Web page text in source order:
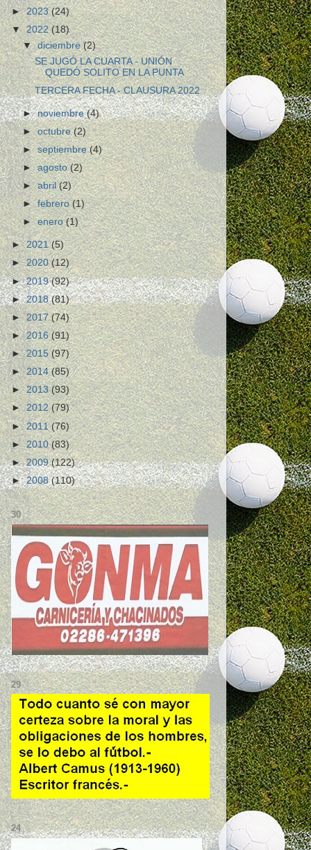
►2023(24)
▼2022(18)
▼diciembre(2)
SE JUGÓ LA CUARTA - UNIÓN
QUEDÓ SOLITO EN LA PUNTA
TERCERA FECHA - CLAUSURA 2022
►noviembre(4)
►octubre(2)
►septiembre(4)
►agosto(2)
►abril(2)
►febrero(1)
►enero(1)
►2021(5)
►2020(12)
►2019(92)
►2018(81)
►2017(74)
►2016(91)
►2015(97)
►2014(85)
► 2013(93)
►2012(79)
►2011(76)
►2010(83)
►2009(122)
►2008(110)
30
29
24